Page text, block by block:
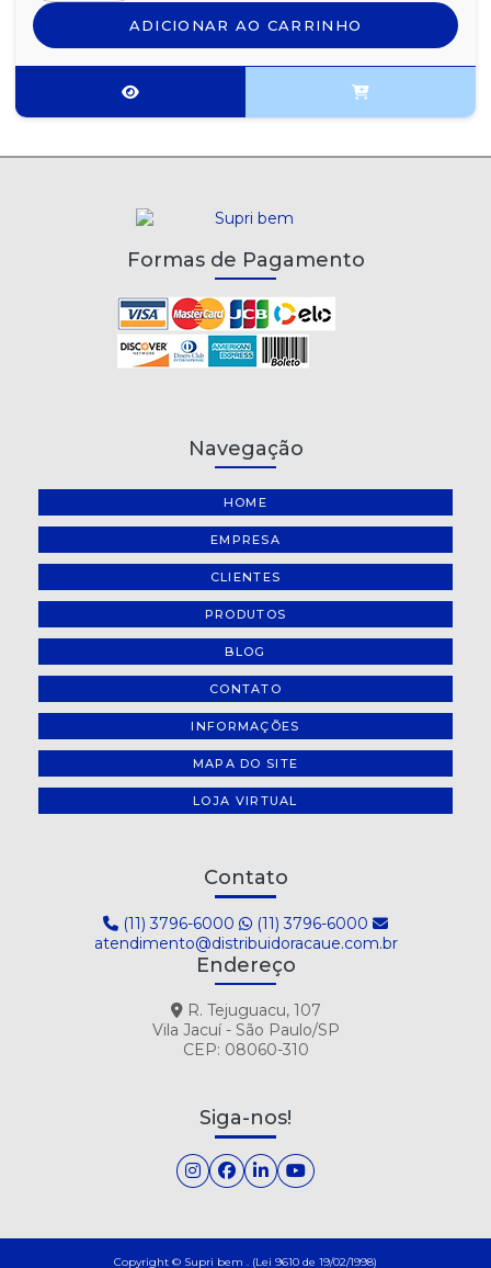
ADICIONAR AO CARRINHO
Formas de Pagamento
Navegação
HOME
EMPRESA
CLIENTES
PRODUTOS
BLOG
CONTATO
INFORMAÇÕES
MAPA DO SITE
LOJA VIRTUAL
Contato
(11) 3796-6000
(11) 3796-6000
atendimento@distribuidoracaue.com.br
Endereço
R. Tejuguacu, 107
Vila Jacuí - São Paulo/SP
CEP: 08060-310
Siga-nos!
Copyright © Supri bem . (Lei 9610 de 19/02/1998)